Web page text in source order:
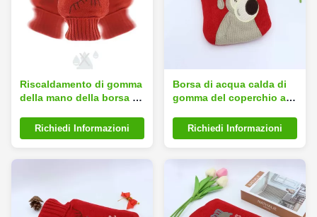
Riscaldamento di gomma
della mano della borsa di
Winter Christmas 2.4mm
Richiedi Informazioni
Borsa di acqua calda di
gomma del coperchio a
bambini, borsa di
riscaldamento di gomma
Richiedi Informazioni